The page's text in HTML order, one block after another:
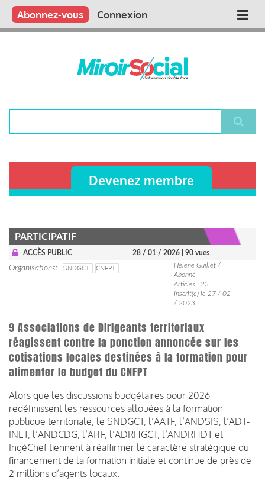
Aller
contenu
Main
Qui sommes nous ?
Vous publiez
Nous publions
Contactez-nous
Abonnez-vous Connexion
Devenez membre
PARTICIPATIF
ACCÈS PUBLIC 28 / 01 / 2026 | 90 vues
Organisations SNDGCT CNFPT
Hélène Guillet /
Abonné
Articles : 23
Inscrit(e) le 27 / 02
/ 2023
9 Associations de Dirigeants territoriaux
réagissent contre la ponction annoncée sur les
cotisations locales destinées à la formation pour
alimenter le budget du CNFPT
Alors que les discussions budgétaires pour 2026
redéfinissent les ressources allouées à la formation
publique territoriale, le SNDGCT, l’AATF, l’ANDSIS, l’ADT-
INET, l’ANDCDG, l’AITF, l’ADRHGCT, l’ANDRHDT et
IngéChef tiennent à réaffirmer le caractère stratégique du
financement de la formation initiale et continue de près de
2 millions d’agents locaux.